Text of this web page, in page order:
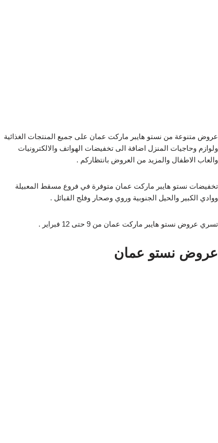
عروض متنوعة من نستو هايبر ماركت عمان على جميع المنتجات الغذائية
ولوازم وحاجيات المنزل اضافة الى تخفيضات الهواتف والالكترونيات
والعاب الاطفال والمزيد من العروض بانتظاركم .
تخفيضات نستو هايبر ماركت عمان متوفرة في فروع مسقط المعبيلة
ووادي الكبير والحيل الجنوبية وروي وصحار وفلج القبائل .
تسري عروض نستو هايبر ماركت عمان من 9 حتى 12 فبراير .
عروض نستو عمان